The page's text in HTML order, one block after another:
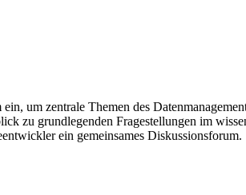
um zentrale Themen des
zu grundlegenden Fragestellungen im
ein gemeinsames Diskussionsforum.